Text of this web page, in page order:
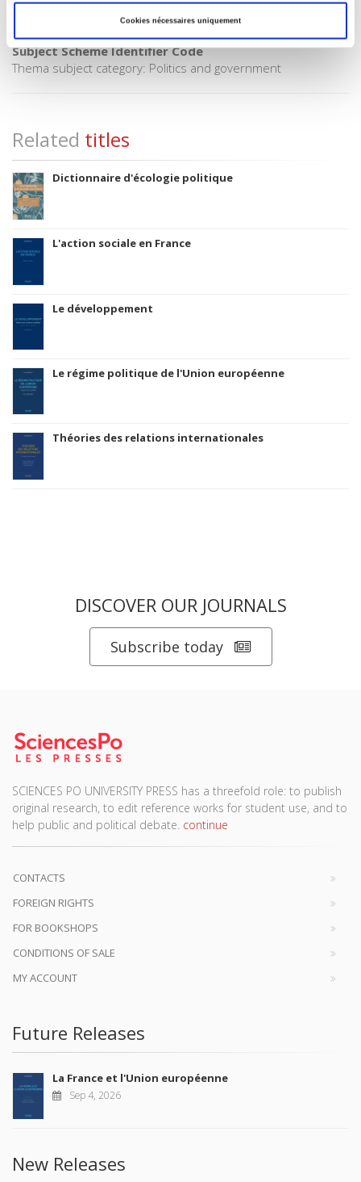
Cookies nécessaires uniquement
Title First Published
Subject Scheme Identifier Code
Thema subject category: Politics and government
Related titles
Dictionnaire d'écologie politique
L'action sociale en France
Le développement
Le régime politique de l'Union européenne
Théories des relations internationales
DISCOVER OUR JOURNALS
Subscribe today
SCIENCES PO UNIVERSITY PRESS has a threefold role: to publish
original research, to edit reference works for student use, and to
help public and political debate. continue
CONTACTS
FOREIGN RIGHTS
FOR BOOKSHOPS
CONDITIONS OF SALE
MY ACCOUNT
Future Releases
La France et l'Union européenne
Sep 4, 2026
New Releases